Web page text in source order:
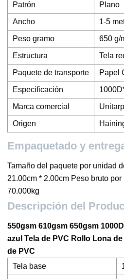
Patrón Plano
Ancho 1-5
Peso gramo 650 g/
Estructura Tela
Paquete de transporte Papel
Especificación
Marca comercial Unitarp
Origen
Empaquetado y
Tamaño del paquete por unidad
21.00cm * 2.00cm Peso bruto
70.000kg
Descripción del
550gsm 610gsm 650gsm
azul Tela de PVC Rollo Lona
de PVC
Tela base